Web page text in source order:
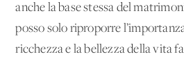
anche la base stessa del
posso solo riproporre
ricchezza e la bellezza della vita